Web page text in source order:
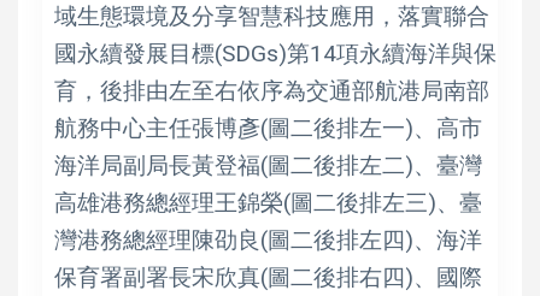
域生態環境及分享智慧科技應用，落實聯合
國永續發展目標(SDGs)第14項永續海洋與保
育，後排由左至右依序為交通部航港局南部
航務中心主任張博彥(圖二後排左一)、高市
海洋局副局長黃登福(圖二後排左二)、臺灣
高雄港務總經理王錦榮(圖二後排左三)、臺
灣港務總經理陳劭良(圖二後排左四)、海洋
保育署副署長宋欣真(圖二後排右四)、國際